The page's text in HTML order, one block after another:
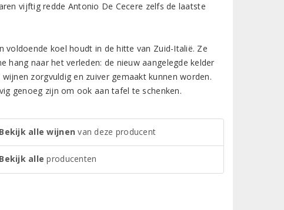
vijftig redde Antonio De Cecere zelfs de laatste
voldoende koel houdt in de hitte van Zuid-Italië. Ze
naar het verleden: de nieuw aangelegde kelder
zorgvuldig en zuiver gemaakt kunnen worden.
genoeg zijn om ook aan tafel te schenken.
Bekijk alle wijnen van deze producent
Bekijk alle producenten